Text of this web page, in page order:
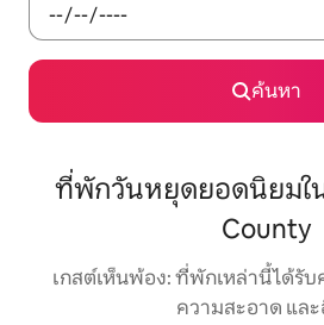
ค้นหา
ที่พักวันหยุดยอดนิยมใ
County
เกสต์เห็นพ้อง: ที่พักเหล่านี้ได้รั
ความสะอาด แล